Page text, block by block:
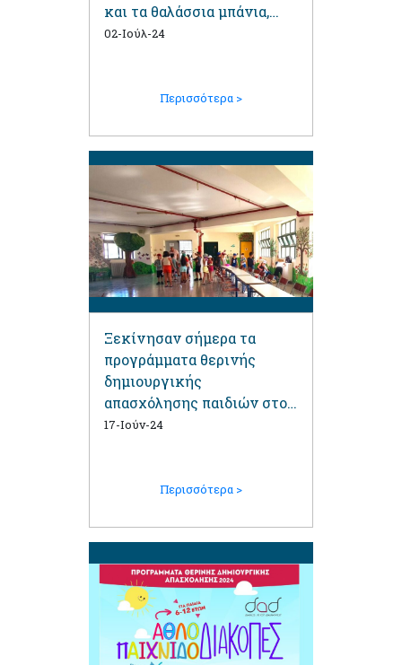
και τα θαλάσσια μπάνια,
συνεχίζεται το θερινό
02-Ιούλ-24
Περισσότερα >
Ξεκίνησαν σήμερα τα
προγράμματα θερινής
δημιουργικής
απασχόλησης παιδιών στον
Άγιο Δημήτριο
17-Ιούν-24
Περισσότερα >